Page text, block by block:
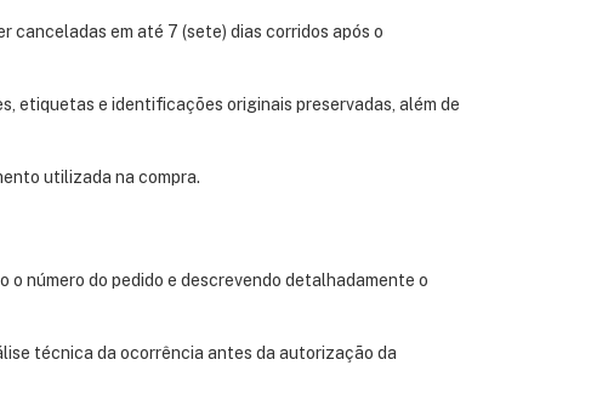
canceladas em até 7 (sete) dias corridos após o
etiquetas e identificações originais preservadas, além de
utilizada na compra.
número do pedido e descrevendo detalhadamente o
técnica da ocorrência antes da autorização da